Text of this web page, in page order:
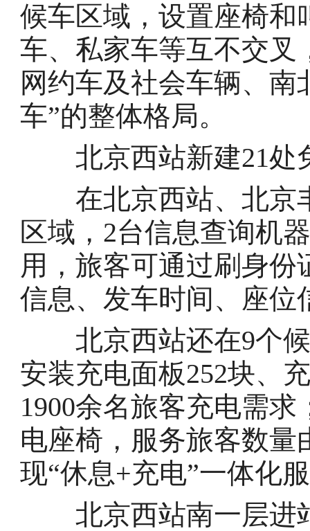
候车区域，设置座椅和
车、私家车等互不交叉
网约车及社会车辆、
车”的整体格局。
北京西站新建21处
在北京西站、北京
区域，2台信息查询机
用，旅客可通过刷身
信息、发车时间、座位
北京西站还在9个候
安装充电面板252块、
1900余名旅客充电需
电座椅，服务旅客数量
现“休息+充电”一体化
北京西站南一层进